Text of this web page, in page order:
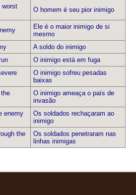
worst
O homem é seu pior inimigo
Ele é o maior inimigo de si
mesmo
A soldo do inimigo
O inimigo está em fuga
O inimigo sofreu pesadas
baixas
O inimigo ameaça o país de
invasão
enemy
Os soldados rechaçaram ao
inimigo
the
Os soldados penetraram nas
linhas inimigas